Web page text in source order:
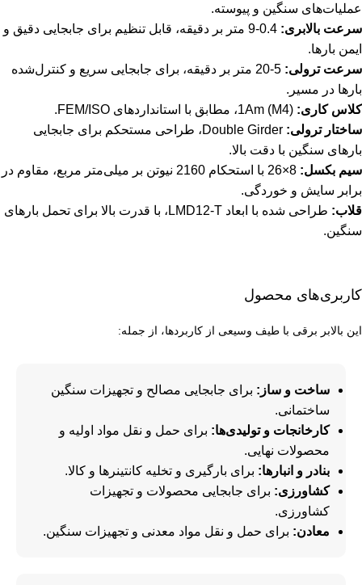
عملیات‌های سنگین و پیوسته.
سرعت بالابری:
0.4-9 متر بر دقیقه، قابل تنظیم برای جابجایی دقیق و
ایمن بارها.
سرعت ترولی:
5-20 متر بر دقیقه، برای جابجایی سریع و کنترل‌شده
بارها در مسیر.
کلاس کاری:
ساختار ترولی:
Double Girder، طراحی مستحکم برای جابجایی
بارهای سنگین با دقت بالا.
سیم بکسل:
8×26 با استحکام 2160 نیوتن بر میلی‌متر مربع، مقاوم در
برابر سایش و خوردگی.
قلاب:
طراحی شده با ابعاد LMD12-T، با قدرت بالا برای تحمل بارهای
سنگین.
کاربری‌های محصول
این بالابر برقی با طیف وسیعی از کاربردها، از جمله:
ساخت و ساز: برای جابجایی مصالح و تجهیزات سنگین
ساختمانی.
کارخانجات و تولیدی‌ها: برای حمل و نقل مواد اولیه و
محصولات نهایی.
بنادر و انبارها: برای بارگیری و تخلیه کانتینرها و کالا.
کشاورزی: برای جابجایی محصولات و تجهیزات
کشاورزی.
معادن: برای حمل و نقل مواد معدنی و تجهیزات سنگین.